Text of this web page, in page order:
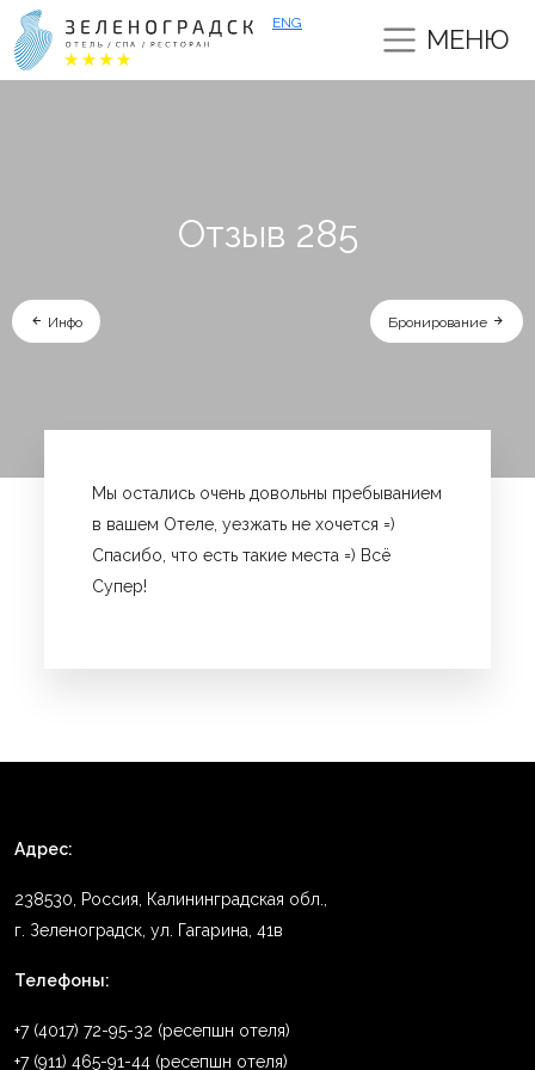
ENG
МЕНЮ
Отзыв 285
Инфо Бронирование
Мы остались очень довольны пребыванием
в вашем Отеле, уезжать не хочется =)
Спасибо, что есть такие места =) Всё
Супер!
Адрес:
238530, Россия, Калининградская обл.,
г. Зеленоградск, ул. Гагарина, 41в
Телефоны:
+7 (4017) 72-95-32 (ресепшн отеля)
+7 (911) 465-91-44 (ресепшн отеля)